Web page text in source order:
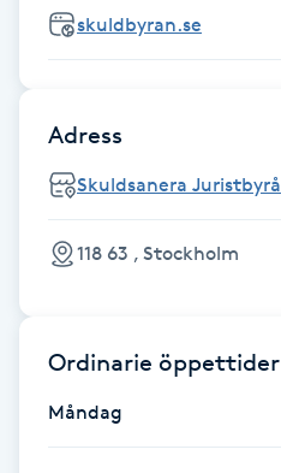
Fransar
Fransborttagning
Fransfärgning
Fransförlängning Megavolym
skuldbyran.se
Adress
Skuldsanera Juristbyrå
118 63 , Stockholm
Ordinarie öppettider
Måndag